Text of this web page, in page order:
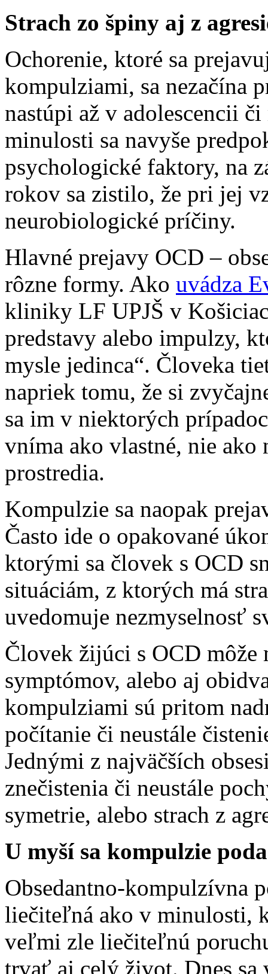
Strach zo špiny aj z
Ochorenie, ktoré sa
kompulziami, sa nezačína
nastúpi až v adolescencii
minulosti sa navyše
psychologické faktory, na
rokov sa zistilo, že pri jej
neurobiologické príčiny.
Hlavné prejavy OCD –
rôzne formy. Ako uvádza
kliniky LF UPJŠ v
predstavy alebo impulzy,
mysle jedinca“. Človeka
napriek tomu, že si
sa im v niektorých
vníma ako vlastné, nie
prostredia.
Kompulzie sa naopak
Často ide o opakované
ktorými sa človek s OCD
situáciám, z ktorých má
uvedomuje nezmyselnosť
Človek žijúci s OCD môže
symptómov, alebo aj
kompulziami sú pritom
počítanie či neustále
Jednými z najväčších
znečistenia či neustále
symetrie, alebo strach z
U myší sa kompulzie
Obsedantno-kompulzívna
liečiteľná ako v minulosti,
veľmi zle liečiteľnú
trvať aj celý život. Dnes sa